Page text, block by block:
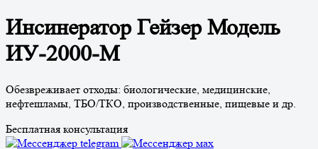
Инсинератор Гейзер Модель
ИУ-2000-М
Обезвреживает отходы: биологичеcкие, медицинские,
нефтешламы, ТБО/ТКО, производственные, пищевые и др.
Бесплатная консультация